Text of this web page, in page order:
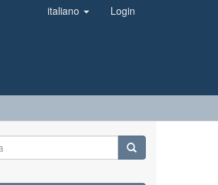
italiano Login